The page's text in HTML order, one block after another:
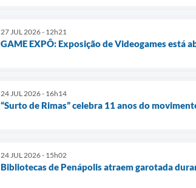
27 JUL 2026 - 12h21
GAME EXPÔ: Exposição de Videogames está
24 JUL 2026 - 16h14
“Surto de Rimas” celebra 11 anos do
24 JUL 2026 - 15h02
Bibliotecas de Penápolis atraem garotada